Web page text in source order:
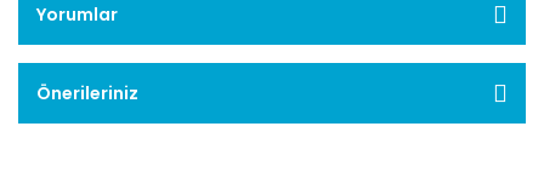
Yorumlar
Önerileriniz